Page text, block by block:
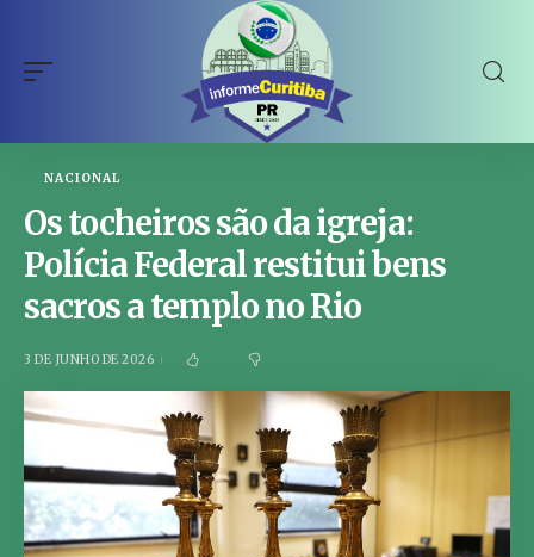
NACIONAL
Os tocheiros são da igreja:
Polícia Federal restitui bens
sacros a templo no Rio
3 DE JUNHO DE 2026